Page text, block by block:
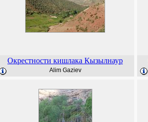
Окрестности кишлака Кызылнаур
Alim Gaziev